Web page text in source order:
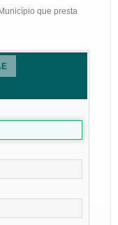
que presta